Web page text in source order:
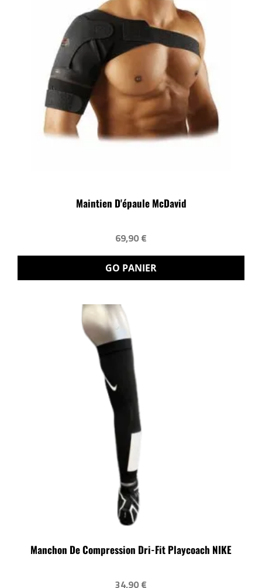
Maintien D'épaule McDavid
69,90 €
GO PANIER
Manchon De Compression Dri-Fit Playcoach NIKE
34,90 €